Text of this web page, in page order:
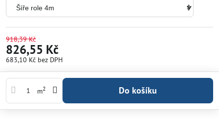
918,39 Kč
826,55 Kč
683,10 Kč bez DPH
m2 Do košíku